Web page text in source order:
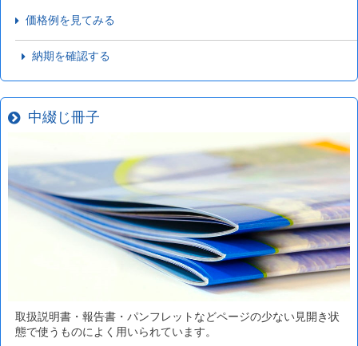
価格例を見てみる
納期を確認する
中綴じ冊子
取扱説明書・報告書・パンフレットなどページの少ない見開き状
態で使うものによく用いられています。